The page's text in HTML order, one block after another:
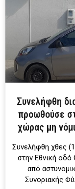
Συνελήφθη
προωθούσε
χώρας μη
Συνελήφθη χθες
στην Εθνική οδό
από
Συνοριακής